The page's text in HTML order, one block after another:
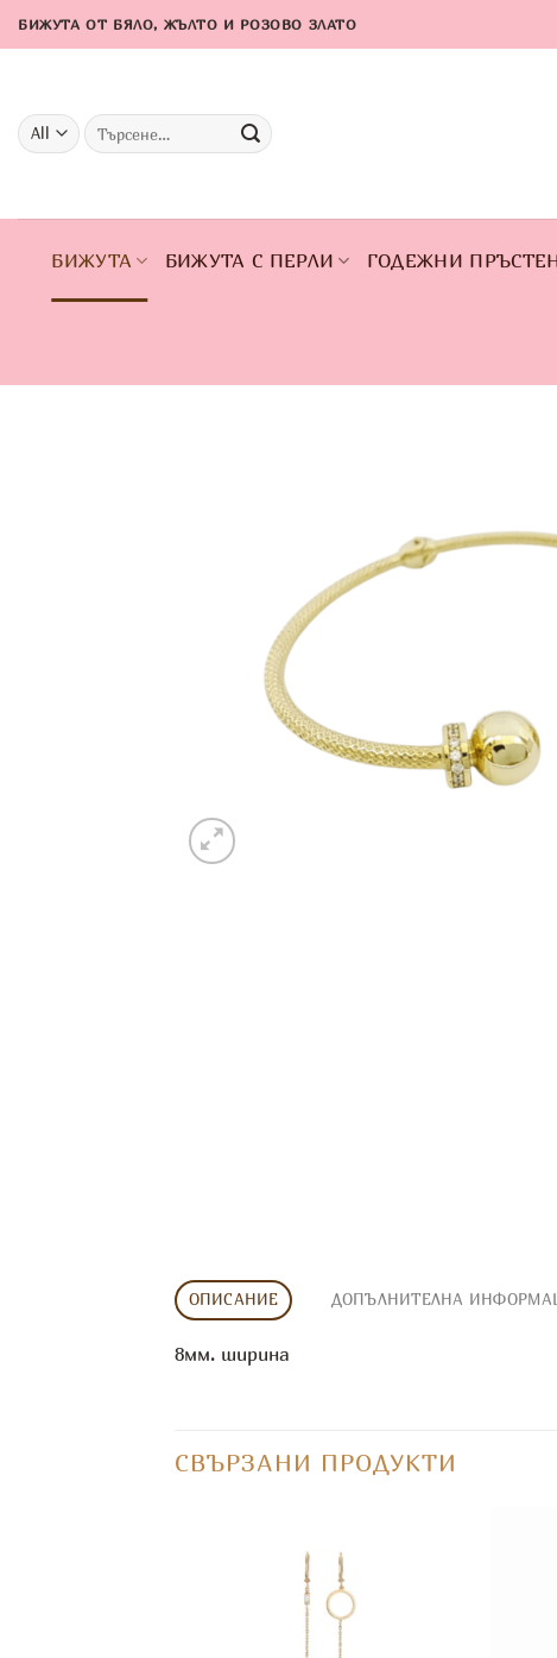
Skip
to
БИЖУТА ОТ БЯЛО, ЖЪЛТО И РОЗОВО ЗЛАТО
Търсене
за:
БИЖУТА БИЖУТА С ПЕРЛИ ГОДЕЖНИ
ОПИСАНИЕ ДОПЪЛНИТЕЛНА
8мм. ширина
СВЪРЗАНИ ПРОДУКТИ